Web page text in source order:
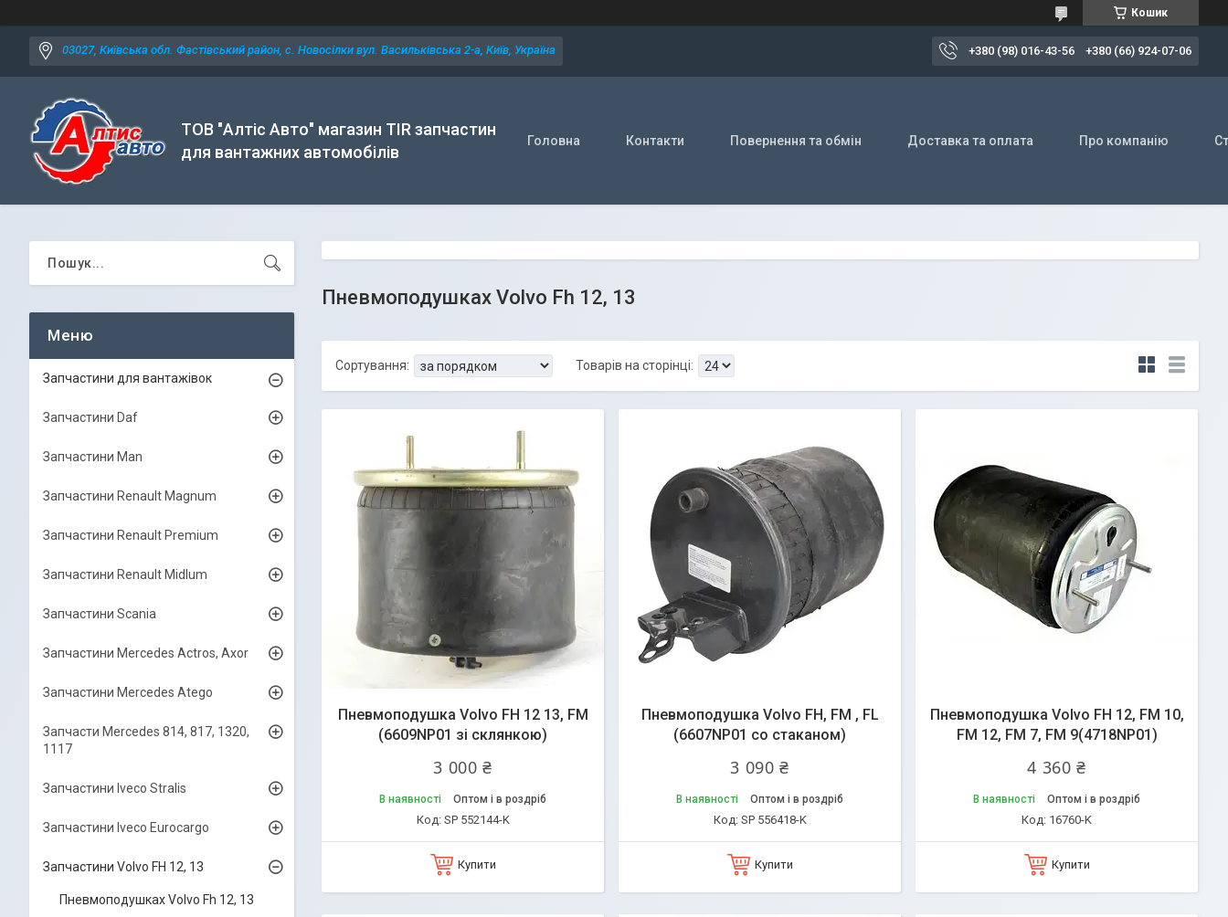
Кошик
03027, Київська обл. Фастівський район, с. Новосілки вул. Васильківська 2-а, Київ, Україна +380 (98) 016-43-56 +380 (66) 924-07-06
ТОВ "Алтіс Авто" магазин TIR запчастин
для вантажних автомобілів
Головна Контакти Повернення та обмін Доставка та оплата Про компанію
Пневмоподушках Volvo Fh 12, 13
Пневмоподушка Volvo FH 12 13, FM
(6609NP01 зі склянкою)
3 000 ₴
В наявності Оптом і в роздріб
SP 552144-K
Купити
Пневмоподушка Volvo FH, FM , FL
(6607NP01 со стаканом)
3 090 ₴
В наявності Оптом і в роздріб
SP 556418-K
Купити
Пневмоподушка Volvo FH 12, FM 10,
FM 12, FM 7, FM 9(4718NP01)
4 360 ₴
В наявності Оптом і в роздріб
16760-K
Купити
Запчастини для вантажівок
Запчастини Daf
Запчастини Man
Запчастини Renault Magnum
Запчастини Renault Premium
Запчастини Renault Midlum
Запчастини Scania
Запчастини Mercedes Actros, Axor
Запчастини Mercedes Atego
Запчасти Mercedes 814, 817, 1320,
1117
Запчастини Iveco Stralis
Запчастини Iveco Eurocargo
Запчастини Volvo FH 12, 13
Пневмоподушках Volvo Fh 12, 13